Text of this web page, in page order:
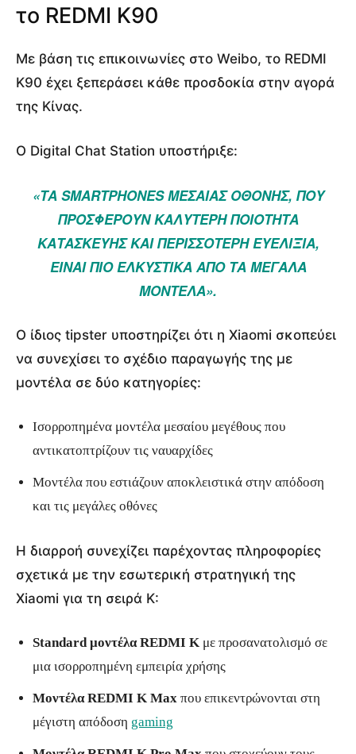
το REDMI K90
Με βάση τις επικοινωνίες στο Weibo, το REDMI
K90 έχει ξεπεράσει κάθε προσδοκία στην αγορά
της Κίνας.
Ο Digital Chat Station υποστήριξε:
«ΤΑ SMARTPHONES ΜΕΣΑΊΑΣ ΟΘΌΝΗΣ, ΠΟΥ
ΠΡΟΣΦΈΡΟΥΝ ΚΑΛΎΤΕΡΗ ΠΟΙΌΤΗΤΑ
ΚΑΤΑΣΚΕΥΉΣ ΚΑΙ ΠΕΡΙΣΣΌΤΕΡΗ ΕΥΕΛΙΞΊΑ,
ΕΊΝΑΙ ΠΙΟ ΕΛΚΥΣΤΙΚΆ ΑΠΌ ΤΑ ΜΕΓΆΛΑ
ΜΟΝΤΈΛΑ».
Ο ίδιος tipster υποστηρίζει ότι η Xiaomi σκοπεύει
να συνεχίσει το σχέδιο παραγωγής της με
μοντέλα σε δύο κατηγορίες:
Ισορροπημένα μοντέλα μεσαίου μεγέθους που
αντικατοπτρίζουν τις ναυαρχίδες
Μοντέλα που εστιάζουν αποκλειστικά στην απόδοση
και τις μεγάλες οθόνες
Η διαρροή συνεχίζει παρέχοντας πληροφορίες
σχετικά με την εσωτερική στρατηγική της
Xiaomi για τη σειρά K:
Standard μοντέλα REDMI K με προσανατολισμό σε
μια ισορροπημένη εμπειρία χρήσης
Μοντέλα REDMI K Max που επικεντρώνονται στη
μέγιστη απόδοση gaming